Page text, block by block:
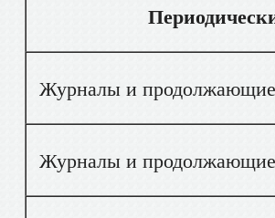
Журналы и
Журналы и